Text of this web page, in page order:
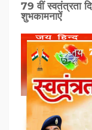
79 वीं स्वतंत्रता
शुभकामनाऐं